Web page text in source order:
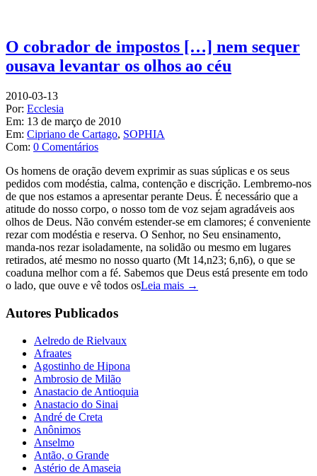
O cobrador de impostos […] nem sequer
ousava levantar os olhos ao céu
2010-03-13
Por: Ecclesia
Em: 13 de março de 2010
Em: Cipriano de Cartago, SOPHIA
Com: 0 Comentários
Os homens de oração devem exprimir as suas súplicas e os seus
pedidos com modéstia, calma, contenção e discrição. Lembremo-nos
de que nos estamos a apresentar perante Deus. É necessário que a
atitude do nosso corpo, o nosso tom de voz sejam agradáveis aos
olhos de Deus. Não convém estender-se em clamores; é conveniente
rezar com modéstia e reserva. O Senhor, no Seu ensinamento,
manda-nos rezar isoladamente, na solidão ou mesmo em lugares
retirados, até mesmo no nosso quarto (Mt 14,n23; 6,n6), o que se
coaduna melhor com a fé. Sabemos que Deus está presente em todo
o lado, que ouve e vê todos osLeia mais →
Autores Publicados
Aelredo de Rielvaux
Afraates
Agostinho de Hipona
Ambrosio de Milão
Anastacio de Antioquia
Anastacio do Sinai
André de Creta
Anônimos
Anselmo
Antão, o Grande
Astério de Amaseia